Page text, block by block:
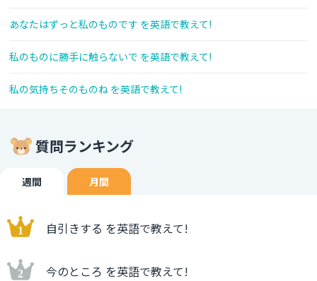
あなたはずっと私のものです を英語で教えて!
私のものに勝手に触らないで を英語で教えて!
私の気持ちそのものね を英語で教えて!
質問ランキング
週間 月間
自引きする を英語で教えて!
今のところ を英語で教えて!